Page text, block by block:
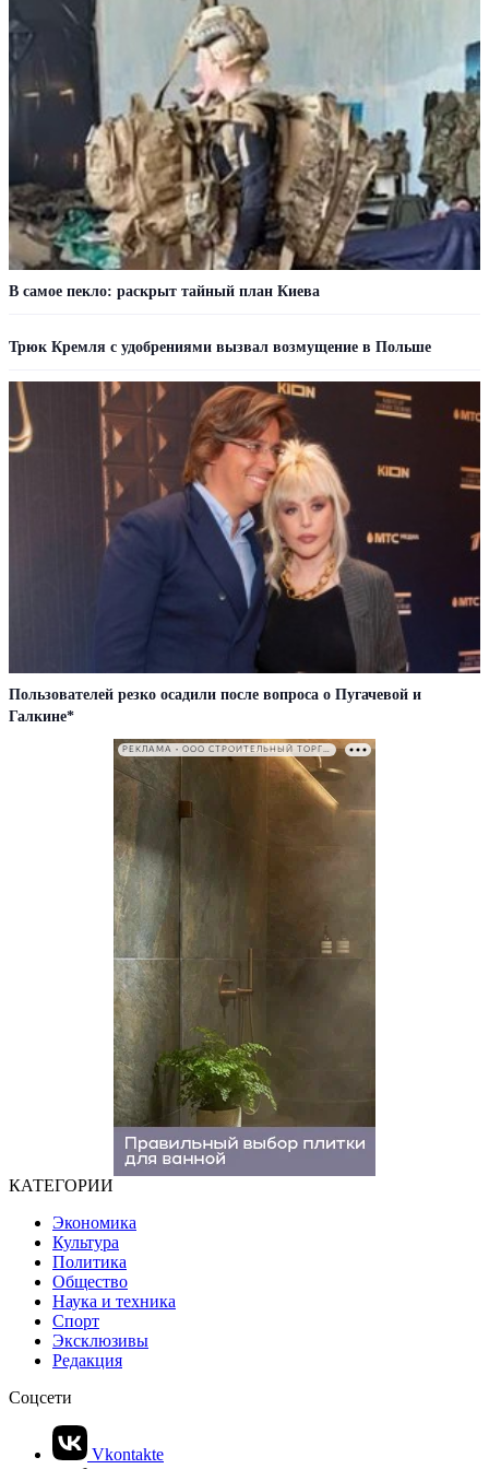
В самое пекло: раскрыт тайный план Киева
Трюк Кремля с удобрениями вызвал возмущение в Польше
Пользователей резко осадили после вопроса о Пугачевой и
Галкине*
РЕКЛАМА • ООО СТРОИТЕЛЬНЫЙ ТОРГОВЫЙ ДОМ «ПЕТРОВИЧ». ИНН: 7802348846
КАТЕГОРИИ
Экономика
Культура
Политика
Общество
Наука и техника
Спорт
Эксклюзивы
Редакция
Соцсети
Vkontakte